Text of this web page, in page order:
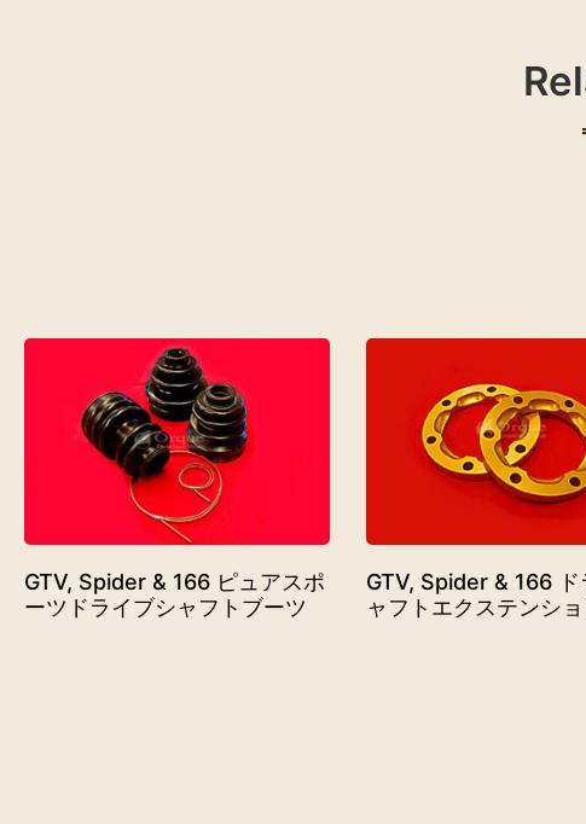
GTV, Spider & 166 ピュアスポ
ーツドライブシャフトブーツ
GTV, Spider & 166 ド
ャフトエクステンシ